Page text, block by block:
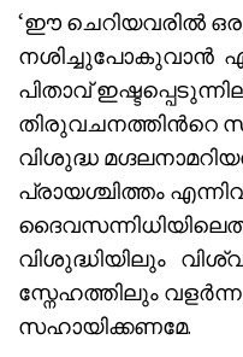
‘ഈ ചെറിയവരിൽ
നശിച്ചുപോകുവാൻ
പിതാവ്
തിരുവചനത്തിൻറെ
വിശുദ്ധ
പ്രായശ്ചിത്തം
വിശുദ്ധിയിലും
സ്നേഹത്തിലും
സഹായിക്കണമേ.